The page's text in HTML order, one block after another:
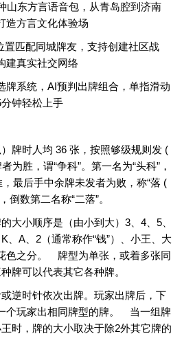
山东方言语音包，从青岛腔到济南
造方言文化体验场
置匹配同城牌友，支持创建社区战
建真实社交网络
牌系统，AI预判出牌组合，单指滑动
钟轻松上手
牌时人均 36 张，按照够级规则发 (
为胜，谓“争科”。第一名为“头科”，
最后手中余牌未发者为败，称“落 (
倒数第二名称“二落”。
大小顺序是（由小到大）3、4、5、
、A、2（通常称作“钱”）、小王、大
色之分。 牌型为单张，或着多张同
牌可以代表其它各种牌。
逆时针依次出牌。玩家出牌后，下
个玩家出相同牌型的牌。 当一组牌
时，牌的大小取决于除2外其它牌的